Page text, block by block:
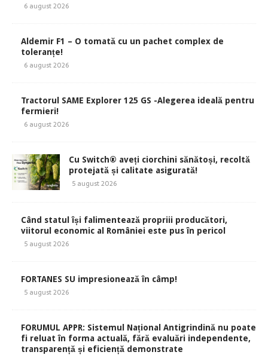
6 august 2026
Aldemir F1 – O tomată cu un pachet complex de
toleranțe!
6 august 2026
Tractorul SAME Explorer 125 GS -Alegerea ideală pentru
fermieri!
6 august 2026
Cu Switch® aveți ciorchini sănătoși, recoltă
protejată și calitate asigurată!
5 august 2026
Când statul își falimentează propriii producători,
viitorul economic al României este pus în pericol
5 august 2026
FORTANES SU impresionează în câmp!
5 august 2026
FORUMUL APPR: Sistemul Național Antigrindină nu poate
fi reluat în forma actuală, fără evaluări independente,
transparență și eficiență demonstrate